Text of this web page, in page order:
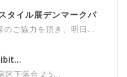
タイル展デンマークパ
のご協力を頂き、明日...
区下落合 2-5...